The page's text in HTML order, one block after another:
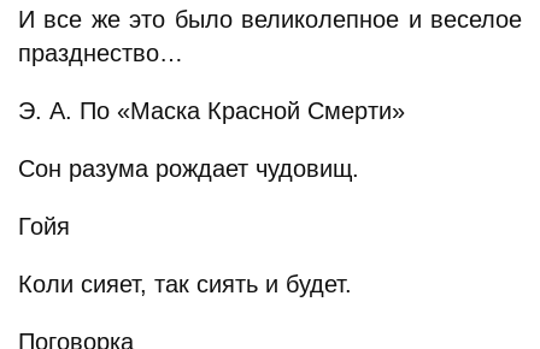
И все же это было великолепное и веселое
празднество…
Э. А. По «Маска Красной Смерти»
Сон разума рождает чудовищ.
Гойя
Коли сияет, так сиять и будет.
Поговорка